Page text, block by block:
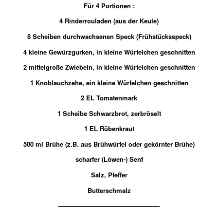
Für 4 Portionen :
4 Rinderrouladen (aus der Keule)
8 Scheiben durchwachsenen Speck (Frühstücksspeck)
4 kleine Gewürzgurken, in kleine Würfelchen geschnitten
2 mittelgroße Zwiebeln, in kleine Würfelchen geschnitten
1 Knoblauchzehe, ein kleine Würfelchen geschnitten
2 EL Tomatenmark
1 Scheibe Schwarzbrot, zerbröselt
1 EL Rübenkraut
500 ml Brühe (z.B. aus Brühwürfel oder gekörnter Brühe)
scharfer (Löwen-) Senf
Salz, Pfeffer
Butterschmalz
————————————————